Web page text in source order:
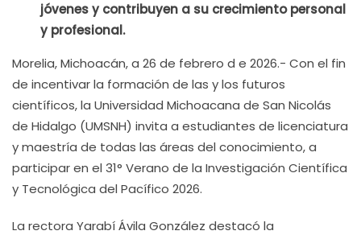
jóvenes y contribuyen a su crecimiento personal
y profesional.
Morelia, Michoacán, a 26 de febrero d e 2026.- Con el fin
de incentivar la formación de las y los futuros
científicos, la Universidad Michoacana de San Nicolás
de Hidalgo (UMSNH) invita a estudiantes de licenciatura
y maestría de todas las áreas del conocimiento, a
participar en el 31° Verano de la Investigación Científica
y Tecnológica del Pacífico 2026.
La rectora Yarabí Ávila González destacó la